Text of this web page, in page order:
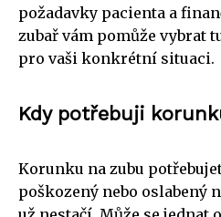
požadavky pacienta a
zubař vám pomůže vybrat
pro vaši konkrétní situaci.
Kdy potřebuji
Korunku na zubu
poškozený nebo oslabený